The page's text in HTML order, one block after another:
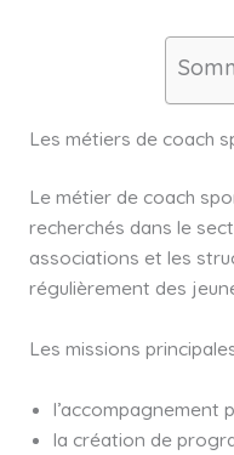
Les métiers de coach
Le métier de coach
recherchés dans le
associations et les
régulièrement des
Les missions
l’accompagnement
la création de